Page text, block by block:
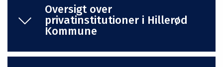
Oversigt over
privatinstitutioner i Hillerød
Kommune